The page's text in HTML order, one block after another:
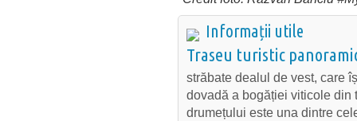
Informații utile
Traseu turistic
străbate dealul de vest, care
dovadă a bogăției viticole din
drumețului este una dintre